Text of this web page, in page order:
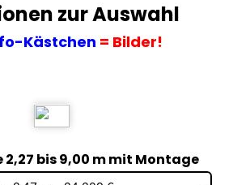
zur Auswahl
Kästchen = Bilder!
2,27 bis 9,00 m mit Montage